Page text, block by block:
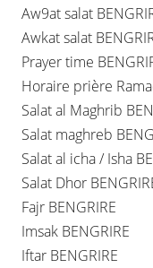
Aw9at salat
Awkat salat
Prayer time
Horaire prière
Salat al Maghrib
Salat maghreb
Salat al icha / Isha
Salat Dhor
Fajr BENGRIRE
Imsak BENGRIRE
Iftar BENGRIRE